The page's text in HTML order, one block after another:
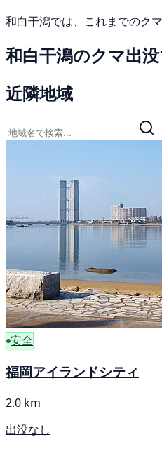
和白干潟では、これまでのク
和白干潟のクマ出
近隣地域
安全
福岡アイランドシティ
2.0 km
出没なし